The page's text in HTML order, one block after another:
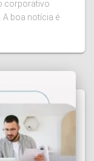
corporativo
boa notícia é